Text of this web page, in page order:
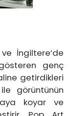
İngiltere’de
genç
getirdikleri
görüntünün
koyar ve